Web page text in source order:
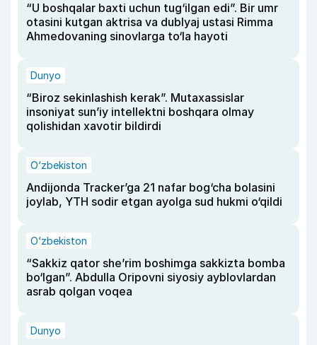
“U boshqalar baxti uchun tug‘ilgan edi”. Bir umr
otasini kutgan aktrisa va dublyaj ustasi Rimma
Ahmedovaning sinovlarga to‘la hayoti
Dunyo
“Biroz sekinlashish kerak”. Mutaxassislar
insoniyat sun’iy intellektni boshqara olmay
qolishidan xavotir bildirdi
O‘zbekiston
Andijonda Tracker’ga 21 nafar bog‘cha bolasini
joylab, YTH sodir etgan ayolga sud hukmi o‘qildi
O‘zbekiston
“Sakkiz qator she’rim boshimga sakkizta bomba
bo‘lgan”. Abdulla Oripovni siyosiy ayblovlardan
asrab qolgan voqea
Dunyo